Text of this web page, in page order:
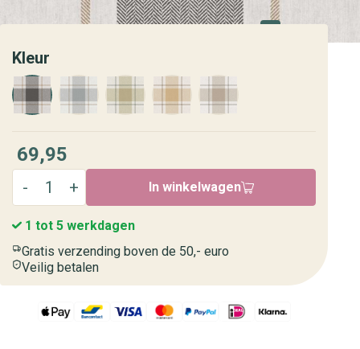
Kleur
69,95
In winkelwagen
1 tot 5 werkdagen
Gratis verzending boven de 50,- euro
Veilig betalen